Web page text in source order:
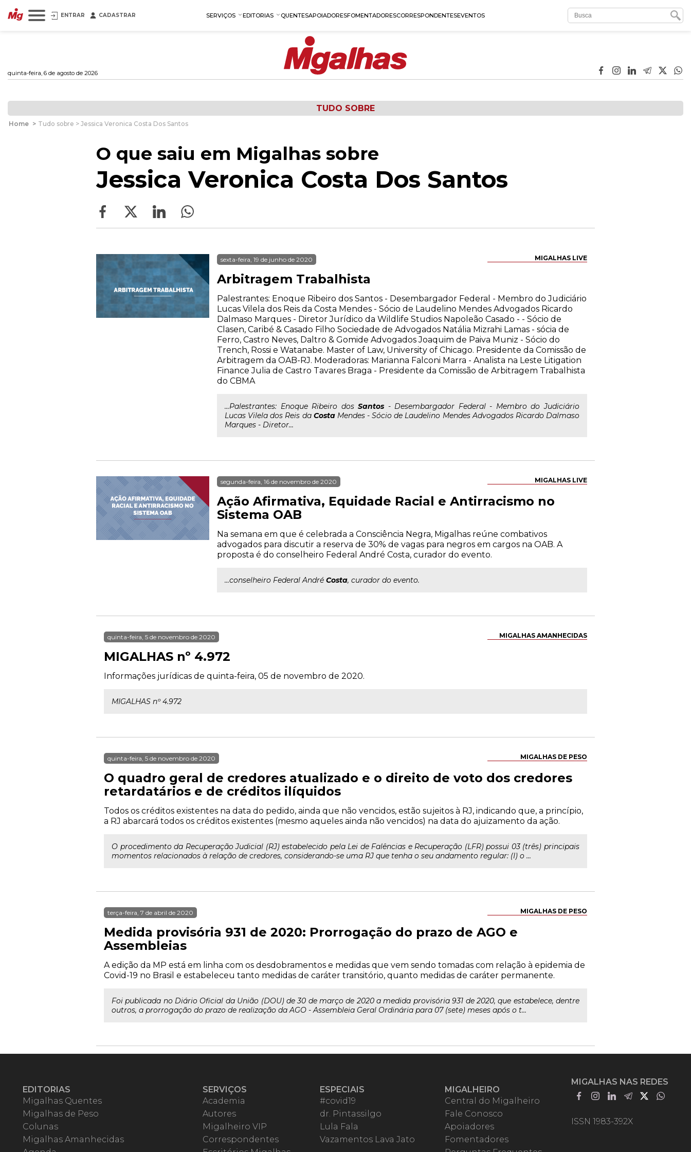
ENTRAR CADASTRAR SERVIÇOS EDITORIAS QUENTESAPOIADORESFOMENTADORESCORRESPONDENTESEVENTOS
quinta-feira, 6 de agosto de 2026
TUDO SOBRE
Home > Tudo sobre > Jessica Veronica Costa Dos Santos
O que saiu em Migalhas sobre
Jessica Veronica Costa Dos Santos
MIGALHAS LIVE
sexta-feira, 19 de junho de 2020
Arbitragem Trabalhista
Palestrantes: Enoque Ribeiro dos Santos - Desembargador Federal - Membro do Judiciário
Lucas Vilela dos Reis da Costa Mendes - Sócio de Laudelino Mendes Advogados Ricardo
Dalmaso Marques - Diretor Jurídico da Wildlife Studios Napoleão Casado - - Sócio de
Clasen, Caribé & Casado Filho Sociedade de Advogados Natália Mizrahi Lamas - sócia de
Ferro, Castro Neves, Daltro & Gomide Advogados Joaquim de Paiva Muniz - Sócio do
Trench, Rossi e Watanabe. Master of Law, University of Chicago. Presidente da Comissão de
Arbitragem da OAB-RJ. Moderadoras: Marianna Falconi Marra - Analista na Leste Litigation
Finance Julia de Castro Tavares Braga - Presidente da Comissão de Arbitragem Trabalhista
do CBMA
...Palestrantes: Enoque Ribeiro dosSantos - Desembargador Federal - Membro do Judiciário
Lucas Vilela dos Reis da CostaMendes - Sócio de Laudelino Mendes Advogados Ricardo Dalmaso
Marques - Diretor...
MIGALHAS LIVE
segunda-feira, 16 de novembro de 2020
Ação Afirmativa, Equidade Racial e Antirracismo no
Sistema OAB
Na semana em que é celebrada a Consciência Negra, Migalhas reúne combativos
advogados para discutir a reserva de 30% de vagas para negros em cargos na OAB. A
proposta é do conselheiro Federal André Costa, curador do evento.
...conselheiro Federal André Costa, curador do evento.
MIGALHAS AMANHECIDAS
quinta-feira, 5 de novembro de 2020
MIGALHAS nº 4.972
Informações jurídicas de quinta-feira, 05 de novembro de 2020.
MIGALHAS nº 4.972
MIGALHAS DE PESO
quinta-feira, 5 de novembro de 2020
O quadro geral de credores atualizado e o direito de voto dos credores
retardatários e de créditos ilíquidos
Todos os créditos existentes na data do pedido, ainda que não vencidos, estão sujeitos à RJ, indicando que, a princípio,
a RJ abarcará todos os créditos existentes (mesmo aqueles ainda não vencidos) na data do ajuizamento da ação.
O procedimento da Recuperação Judicial (RJ) estabelecido pela Lei de Falências e Recuperação (LFR) possui 03 (três) principais
momentos relacionados à relação de credores, considerando-se uma RJ que tenha o seu andamento regular: (I) o ...
MIGALHAS DE PESO
terça-feira, 7 de abril de 2020
Medida provisória 931 de 2020: Prorrogação do prazo de AGO e
Assembleias
A edição da MP está em linha com os desdobramentos e medidas que vem sendo tomadas com relação à epidemia de
Covid-19 no Brasil e estabeleceu tanto medidas de caráter transitório, quanto medidas de caráter permanente.
Foi publicada no Diário Oficial da União (DOU) de 30 de março de 2020 a medida provisória 931 de 2020, que estabelece, dentre
outros, a prorrogação do prazo de realização da AGO - Assembleia Geral Ordinária para 07 (sete) meses após o t...
EDITORIAS
Migalhas Quentes
Migalhas de Peso
Colunas
Migalhas Amanhecidas
SERVIÇOS
Academia
Autores
Migalheiro VIP
Correspondentes
ESPECIAIS
#covid19
dr. Pintassilgo
Lula Fala
Vazamentos Lava Jato
MIGALHEIRO
Central do Migalheiro
Fale Conosco
Apoiadores
Fomentadores
MIGALHAS NAS REDES
ISSN 1983-392X